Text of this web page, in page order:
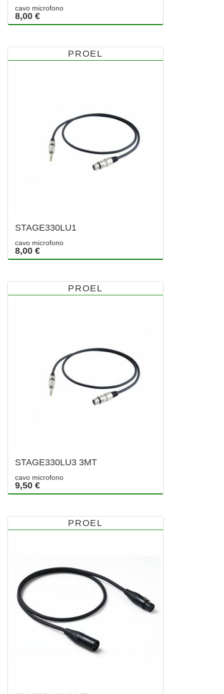
cavo microfono
8,00 €
PROEL
STAGE330LU1
cavo microfono
8,00 €
PROEL
STAGE330LU3 3MT
cavo microfono
9,50 €
PROEL